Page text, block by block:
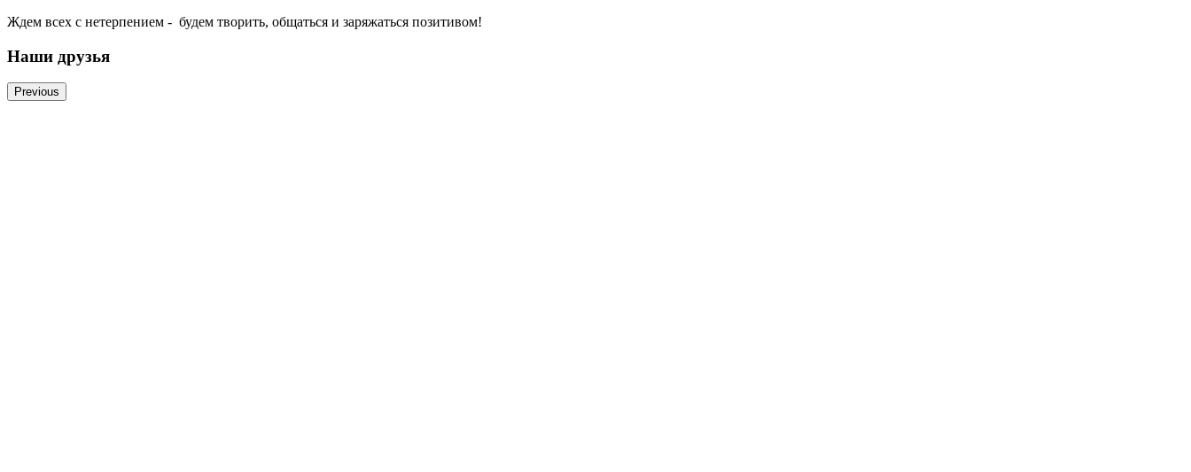
Ждем всех с нетерпением - будем творить, общаться и заряжаться позитивом!
Наши друзья
Previous